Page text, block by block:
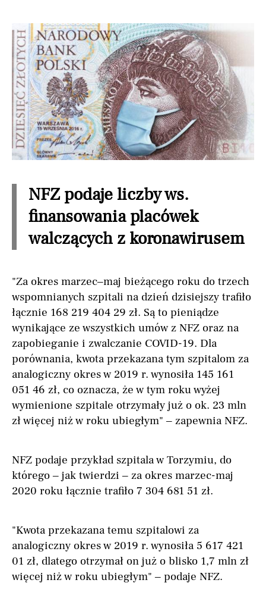
NFZ podaje liczby ws.
finansowania placówek
walczących z koronawirusem
"Za okres marzec–maj bieżącego roku do trzech
wspomnianych szpitali na dzień dzisiejszy trafiło
łącznie 168 219 404 29 zł. Są to pieniądze
wynikające ze wszystkich umów z NFZ oraz na
zapobieganie i zwalczanie COVID-19. Dla
porównania, kwota przekazana tym szpitalom za
analogiczny okres w 2019 r. wynosiła 145 161
051 46 zł, co oznacza, że w tym roku wyżej
wymienione szpitale otrzymały już o ok. 23 mln
zł więcej niż w roku ubiegłym" – zapewnia NFZ.
NFZ podaje przykład szpitala w Torzymiu, do
którego – jak twierdzi – za okres marzec-maj
2020 roku łącznie trafiło 7 304 681 51 zł.
"Kwota przekazana temu szpitalowi za
analogiczny okres w 2019 r. wynosiła 5 617 421
01 zł, dlatego otrzymał on już o blisko 1,7 mln zł
więcej niż w roku ubiegłym" – podaje NFZ.